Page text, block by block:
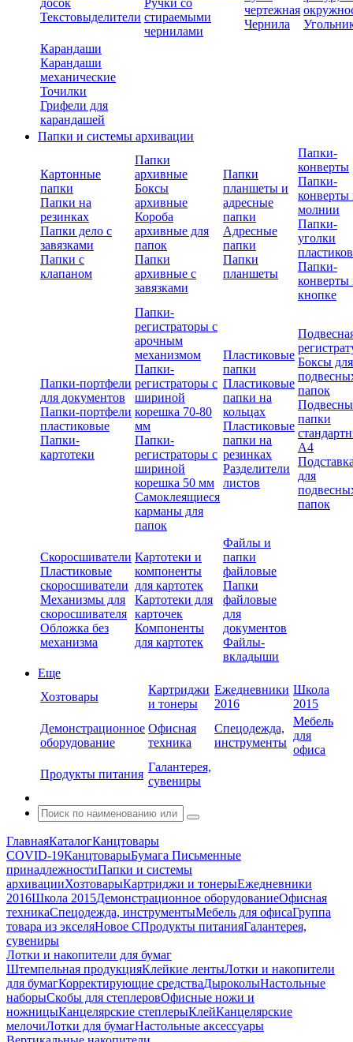
досок
Текстовыделители
Ручки со
стираемыми
чернилами
чертежная
Чернила
Карандаши
Карандаши
механические
Точилки
Грифели для
карандашей
Папки и системы архивации
Картонные
папки
Папки на
резинках
Папки дело с
завязками
Папки с
клапаном
Папки
архивные
Боксы
архивные
Короба
архивные для
папок
Папки
архивные с
завязками
Папки
планшеты и
адресные
папки
Адресные
папки
Папки
планшеты
Папки-
конверты
Папки-
конверты
молнии
Папки-
уголки
Папки-
конверты
кнопке
Папки-портфели
для документов
Папки-портфели
пластиковые
Папки-
картотеки
Папки-
регистраторы с
арочным
механизмом
Папки-
регистраторы с
шириной
корешка 70-80
мм
Папки-
регистраторы с
шириной
корешка 50 мм
Самоклеящиеся
карманы для
папок
Пластиковые
папки
Пластиковые
папки на
кольцах
Пластиковые
папки на
резинках
Разделители
листов
Боксы для
папок
папки
А4
для
папок
Скоросшиватели
Пластиковые
скоросшиватели
Механизмы для
скоросшивателя
Обложка без
механизма
Картотеки и
компоненты
для картотек
Картотеки для
карточек
Компоненты
для картотек
Файлы и
папки
файловые
Папки
файловые
для
документов
Файлы-
вкладыши
Еще
Хозтовары
Картриджи
и тонеры
Ежедневники
2016
Школа
2015
Демонстрационное
оборудование
Офисная
техника
Спецодежда,
инструменты
Мебель
для
офиса
Продукты питания
Галантерея,
сувениры
ГлавнаяКаталогКанцтовары
COVID-19КанцтоварыБумага Письменные
принадлежностиПапки и системы
архивацииХозтоварыКартриджи и тонерыЕжедневники
2016Школа 2015Демонстрационное оборудованиеОфисная
техникаСпецодежда, инструментыМебель для офисаГруппа
товара из экселяНовое СПродукты питанияГалантерея,
сувениры
Лотки и накопители для бумаг
Штемпельная продукцияКлейкие лентыЛотки и накопители
для бумагКорректирующие средстваДыроколыНастольные
наборыСкобы для степлеровОфисные ножи и
ножницыКанцелярские степлерыКлейКанцелярские
мелочиЛотки для бумагНастольные аксессуары